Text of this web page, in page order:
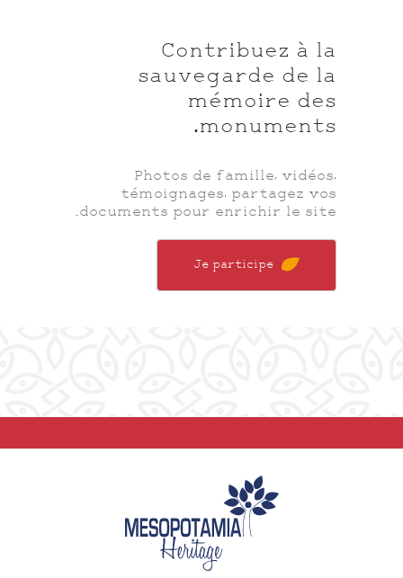
Contribuez à la
sauvegarde de la
mémoire des
monuments.
Photos de famille, vidéos,
témoignages, partagez vos
documents pour enrichir le site.
Je participe